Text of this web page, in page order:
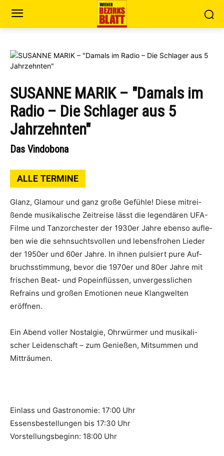
SUSANNE MARIK – "Damals im
Radio – Die Schlager aus 5
Jahrzehnten"
Das Vindobona
ALLE TERMINE
Glanz, Gla­mour und ganz gro­ße Gefüh­le! Die­se mit­rei­
ßen­de musi­ka­li­sche Zeit­rei­se lässt die legen­dä­ren UFA-
Fil­me und Tanz­or­ches­ter der 1930er Jah­re eben­so auf­le­
ben wie die sehn­suchts­vol­len und lebens­fro­hen Lie­der
der 1950er und 60er Jah­re. In ihnen pul­siert pure Auf­
bruchs­stim­mung, bevor die 1970er und 80er Jah­re mit
fri­schen Beat- und Popein­flüs­sen, unver­gess­li­chen
Refrains und gro­ßen Emo­tio­nen neue Klang­wel­ten
eröffnen.
Ein Abend vol­ler Nost­al­gie, Ohr­wür­mer und musi­ka­li­
scher Lei­den­schaft – zum Genie­ßen, Mit­sum­men und
Mitträumen.
Einlass und Gastronomie: 17:00 Uhr
Essensbestellungen bis 17:30 Uhr
Vorstellungsbeginn: 18:00 Uhr